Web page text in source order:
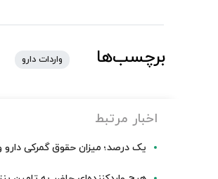
برچسب‌ها واردات دارو
اخبار مرتبط
یک درصد؛ میزان حقوق گمرکی